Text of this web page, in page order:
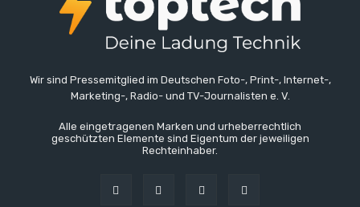
Wir sind Pressemitglied im Deutschen Foto-, Print-, Internet-,
Marketing-, Radio- und TV-Journalisten e. V.
Alle eingetragenen Marken und urheberrechtlich
geschützten Elemente sind Eigentum der jeweiligen
Rechteinhaber.